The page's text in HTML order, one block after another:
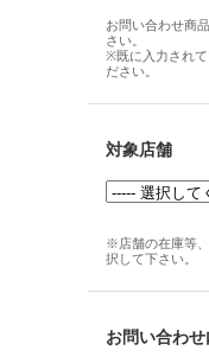
お問い合わせ商
さい。
※既に入力されて
ださい。
対象店舗
※店舗の在庫等
択して下さい。
お問い合わ